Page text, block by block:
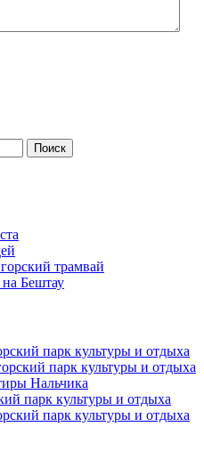
трамвай
Бештау
парк культуры и отдыха
парк культуры и отдыха
Нальчика
парк культуры и отдыха
парк культуры и отдыха